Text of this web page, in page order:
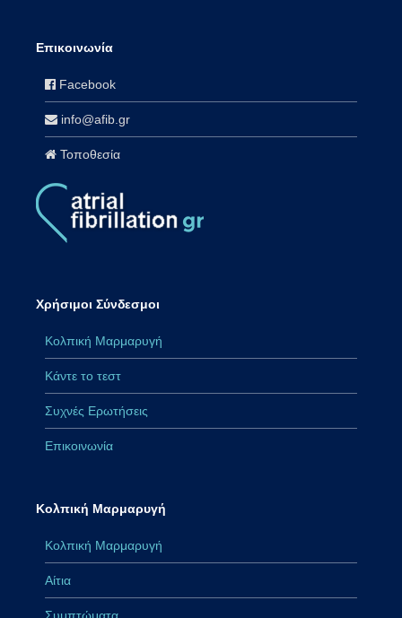
Επικοινωνία
Facebook
info@afib.gr
Τοποθεσία
Χρήσιμοι Σύνδεσμοι
Κολπική Μαρμαρυγή
Κάντε το τεστ
Συχνές Ερωτήσεις
Επικοινωνία
Κολπική Μαρμαρυγή
Κολπική Μαρμαρυγή
Αίτια